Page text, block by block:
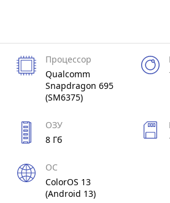
Процессор
Qualcomm
Snapdragon 695
(SM6375)
ОЗУ
8 Гб
ОС
ColorOS 13
(Android 13)